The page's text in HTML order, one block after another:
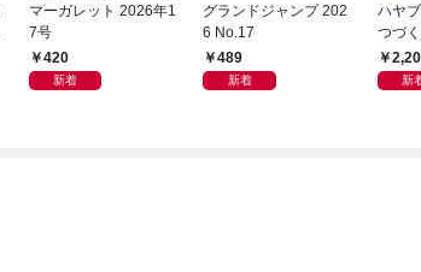
マーガレット 2026年1
7号
420
新着
グランドジャンプ 202
6 No.17
489
新着
ハヤ
つづ
新